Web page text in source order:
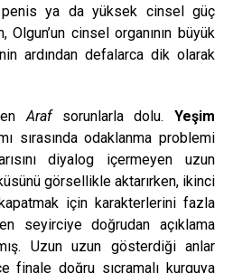
ya da yüksek cinsel güç
cinsel organının büyük
ardından defalarca dik olarak
Arafsorunlarla dolu. Yeşim
sırasında odaklanma problemi
diyalog içermeyen uzun
görsellikle aktarırken, ikinci
için karakterlerini fazla
seyirciye doğrudan açıklama
Uzun uzun gösterdiği anlar
finale doğru sıçramalı kurguya